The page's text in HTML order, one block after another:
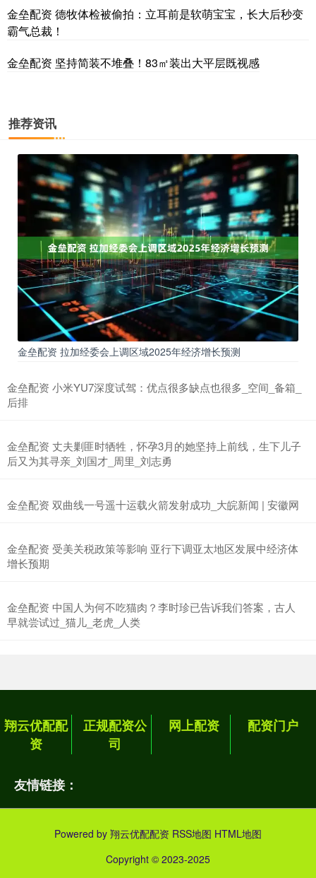
金垒配资 德牧体检被偷拍：立耳前是软萌宝宝，长大后秒变
霸气总裁！
金垒配资 坚持简装不堆叠！83㎡装出大平层既视感
推荐资讯
金垒配资 拉加经委会上调区域2025年经济增长预测
金垒配资 小米YU7深度试驾：优点很多缺点也很多_空间_备箱_
后排
金垒配资 丈夫剿匪时牺牲，怀孕3月的她坚持上前线，生下儿子
后又为其寻亲_刘国才_周里_刘志勇
金垒配资 双曲线一号遥十运载火箭发射成功_大皖新闻 | 安徽网
金垒配资 受美关税政策等影响 亚行下调亚太地区发展中经济体
增长预期
金垒配资 中国人为何不吃猫肉？李时珍已告诉我们答案，古人
早就尝试过_猫儿_老虎_人类
翔云优配配
资
正规配资公
司
网上配资 配资门户
友情链接：
Powered by 翔云优配配资 RSS地图 HTML地图
Copyright © 2023-2025